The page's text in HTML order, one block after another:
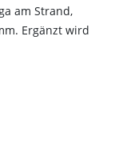
am Strand,
Ergänzt wird